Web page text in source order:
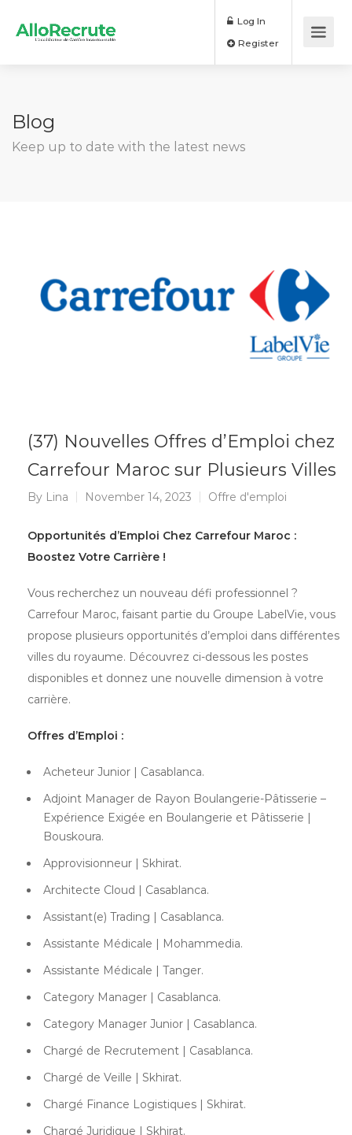
Log In
Blog
Keep up to date with the latest news
(37) Nouvelles Offres d’Emploi chez
Carrefour Maroc sur Plusieurs Villes
By Lina November 14, 2023 Offre d'emploi
Opportunités d’Emploi Chez Carrefour Maroc :
Boostez Votre Carrière !
Vous recherchez un nouveau défi professionnel ?
Carrefour Maroc, faisant partie du Groupe LabelVie, vous
propose plusieurs opportunités d’emploi dans différentes
villes du royaume. Découvrez ci-dessous les postes
disponibles et donnez une nouvelle dimension à votre
carrière.
Offres d’Emploi :
Acheteur Junior | Casablanca.
Adjoint Manager de Rayon Boulangerie-Pâtisserie –
Expérience Exigée en Boulangerie et Pâtisserie |
Bouskoura.
Approvisionneur | Skhirat.
Architecte Cloud | Casablanca.
Assistant(e) Trading | Casablanca.
Assistante Médicale | Mohammedia.
Assistante Médicale | Tanger.
Category Manager | Casablanca.
Category Manager Junior | Casablanca.
Chargé de Recrutement | Casablanca.
Chargé de Veille | Skhirat.
Chargé Finance Logistiques | Skhirat.
Chargé Juridique | Skhirat.